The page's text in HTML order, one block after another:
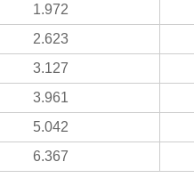
1.972
2.623
3.127
3.961
5.042
6.367